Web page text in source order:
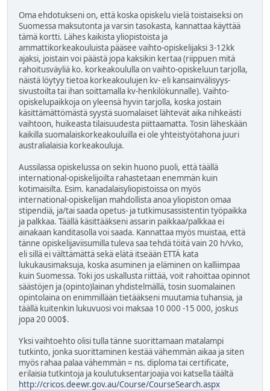
Oma ehdotukseni on, että koska opiskelu vielä toistaiseksi on
Suomessa maksutonta ja varsin tasokasta, kannattaa käyttää
tämä kortti. Lähes kaikista yliopistoista ja
ammattikorkeakouluista pääsee vaihto-opiskelijaksi 3-12kk
ajaksi, joistain voi päästä jopa kaksikin kertaa (riippuen mitä
rahoitusväyliä ko. korkeakoululla on vaihto-opiskeluun tarjolla,
näistä löytyy tietoa korkeakoulujen kv- eli kansainvälisyys-
sivustoilta tai ihan soittamalla kv-henkilökunnalle). Vaihto-
opiskelupaikkoja on yleensä hyvin tarjolla, koska jostain
käsittämättömästä syystä suomalaiset lähtevät aika nihkeästi
vaihtoon, huikeasta tilaisuudesta piittaamatta. Tosin läheskään
kaikilla suomalaiskorkeakouluilla ei ole yhteistyötahona juuri
australialaisia korkeakouluja.
Aussilassa opiskelussa on sekin huono puoli, että täällä
international-opiskelijoilta rahastetaan enemmän kuin
kotimaisilta. Esim. kanadalaisyliopistoissa on myös
international-opiskelijan mahdollista anoa yliopiston omaa
stipendiä, ja/tai saada opetus- ja tutkimusassistentin työpaikka
ja palkkaa. Täällä käsittääkseni assarin paikkaa/palkkaa ei
ainakaan kanditasolla voi saada. Kannattaa myös muistaa, että
tänne opiskelijaviisumilla tuleva saa tehdä töitä vain 20 h/vko,
eli sillä ei välttämättä sekä elätä itseään ETTÄ kata
lukukausimaksuja, koska asuminen ja eläminen on kalliimpaa
kuin Suomessa. Toki jos uskallusta riittää, voit rahoittaa opinnot
säästöjen ja (opinto)lainan yhdistelmällä, tosin suomalainen
opintolaina on enimmillään tietääkseni muutamia tuhansia, ja
täällä kuitenkin lukuvuosi voi maksaa 10 000 -15 000, joskus
jopa 20 000$.
Yksi vaihtoehto olisi tulla tänne suorittamaan matalampi
tutkinto, jonka suorittaminen kestää vähemmän aikaa ja siten
myös rahaa palaa vähemmän = ns. diploma tai certificate,
erilaisia tutkintoja ja koulutuksentarjoajia voi katsella täältä
http://cricos.deewr.gov.au/Course/CourseSearch.aspx